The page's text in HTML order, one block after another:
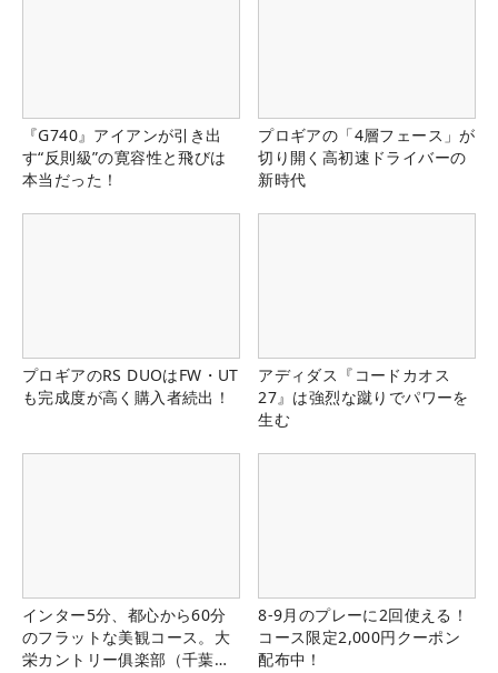
『G740』アイアンが引き出
す“反則級”の寛容性と飛びは
本当だった！
プロギアの「4層フェース」が
切り開く高初速ドライバーの
新時代
プロギアのRS DUOはFW・UT
も完成度が高く購入者続出！
アディダス『コードカオス
27』は強烈な蹴りでパワーを
生む
インター5分、都心から60分
のフラットな美観コース。大
栄カントリー俱楽部（千葉
8-9月のプレーに2回使える！
コース限定2,000円クーポン
配布中！